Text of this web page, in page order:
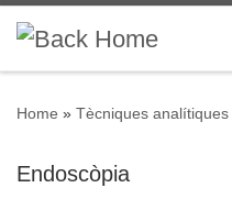
Skip to content
Home » Tècniques analítiques
Endoscòpia